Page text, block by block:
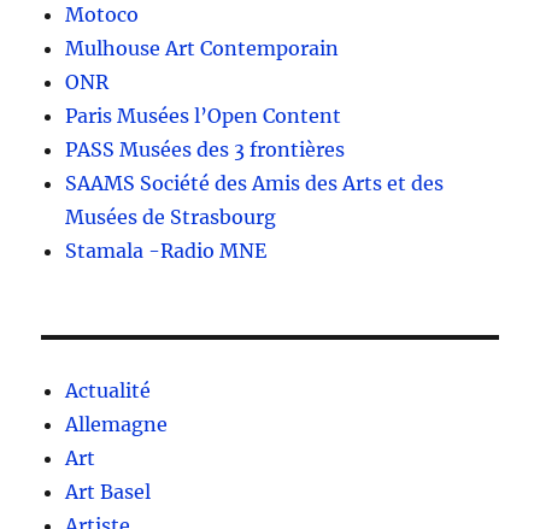
Motoco
Mulhouse Art Contemporain
ONR
Paris Musées l’Open Content
PASS Musées des 3 frontières
SAAMS Société des Amis des Arts et des
Musées de Strasbourg
Stamala -Radio MNE
Actualité
Allemagne
Art
Art Basel